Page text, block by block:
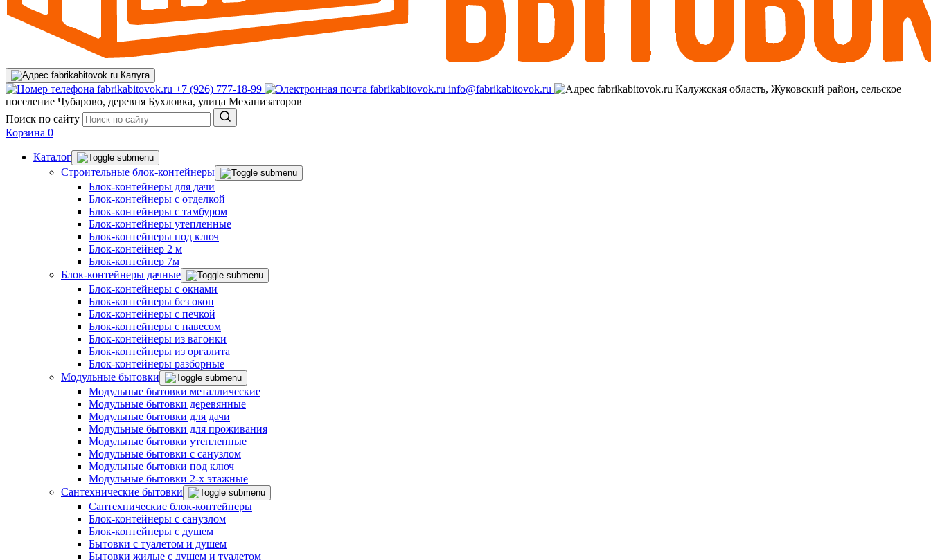
Калуга
+7 (926) 777-18-99 info@fabrikabitovok.ru
Калужская область, Жуковский район, сельское
поселение Чубарово, деревня Бухловка, улица Механизаторов
Поиск по сайту
Корзина 0
Каталог
Строительные блок-контейнеры
Блок-контейнеры для дачи
Блок-контейнеры с отделкой
Блок-контейнеры с тамбуром
Блок-контейнеры утепленные
Блок-контейнеры под ключ
Блок-контейнер 2 м
Блок-контейнер 7м
Блок-контейнеры дачные
Блок-контейнеры с окнами
Блок-контейнеры без окон
Блок-контейнеры с печкой
Блок-контейнеры с навесом
Блок-контейнеры из вагонки
Блок-контейнеры из оргалита
Блок-контейнеры разборные
Модульные бытовки
Модульные бытовки металлические
Модульные бытовки деревянные
Модульные бытовки для дачи
Модульные бытовки для проживания
Модульные бытовки утепленные
Модульные бытовки с санузлом
Модульные бытовки под ключ
Модульные бытовки 2-х этажные
Сантехнические бытовки
Сантехнические блок-контейнеры
Блок-контейнеры с санузлом
Блок-контейнеры с душем
Бытовки с туалетом и душем
Бытовки жилые с душем и туалетом